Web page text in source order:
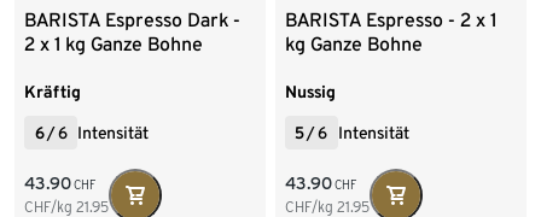
BARISTA Espresso Dark -
2 x 1 kg Ganze Bohne
Kräftig
6 /6 Intensität
43.90CHF
CHF/kg 21.95
BARISTA Espresso - 2 x 1
kg Ganze Bohne
Nussig
5/6 Intensität
43.90CHF
CHF/kg 21.95